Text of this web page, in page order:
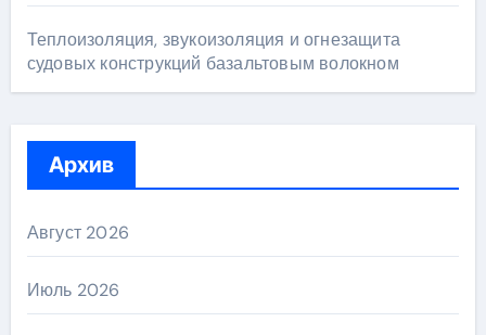
Теплоизоляция, звукоизоляция и огнезащита
судовых конструкций базальтовым волокном
Архив
Август 2026
Июль 2026